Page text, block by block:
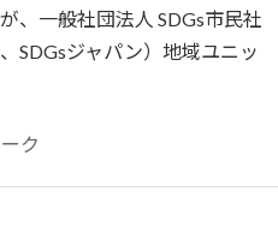
、一般社団法人 SDGs市民社
SDGsジャパン）地域ユニッ
ク